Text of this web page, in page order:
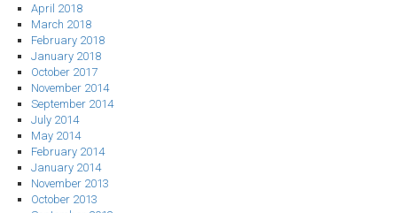
April 2018
March 2018
February 2018
January 2018
October 2017
November 2014
September 2014
July 2014
May 2014
February 2014
January 2014
November 2013
October 2013